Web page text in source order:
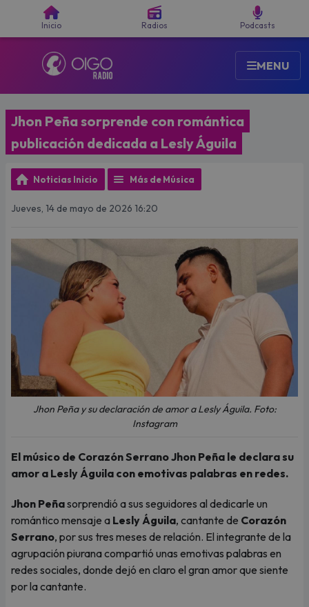
Inicio Radios Podcasts
MENU
Jhon Peña sorprende con romántica
publicación dedicada a Lesly Águila
Noticias Inicio Más de Música
Jueves, 14 de mayo de 2026 16:20
Jhon Peña y su declaración de amor a Lesly Águila. Foto:
Instagram
El músico de Corazón Serrano Jhon Peña le declara su
amor a Lesly Águila con emotivas palabras en redes.
Jhon Peñasorprendió a sus seguidores al dedicarle un
romántico mensaje a Lesly Águila, cantante de Corazón
Serrano, por sus tres meses de relación. El integrante de la
agrupación piurana compartió unas emotivas palabras en
redes sociales, donde dejó en claro el gran amor que siente
por la cantante.